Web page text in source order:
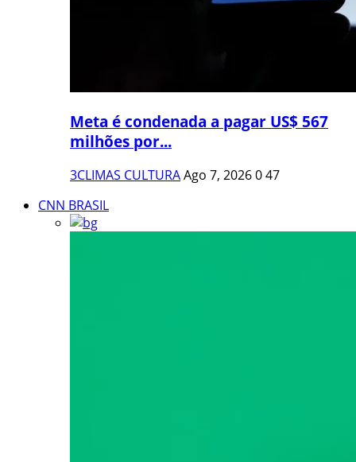
Meta é condenada a pagar US$ 567
milhões por...
3CLIMAS CULTURAAgo 7, 2026047
CNN BRASIL